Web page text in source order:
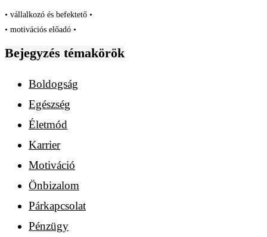
• vállalkozó és befektető •
• motivációs előadó •
Bejegyzés témakörök
Boldogság
Egészség
Életmód
Karrier
Motiváció
Önbizalom
Párkapcsolat
Pénzügy